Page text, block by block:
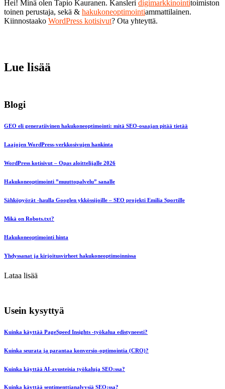
Hei! Minä olen Tapio Kauranen. Kansleri digimarkkinointitoimiston
toinen perustaja, sekä & hakukoneoptimointiammattilainen.
Kiinnostaako WordPress kotisivut? Ota yhteyttä.
Lue lisää
Blogi
GEO eli generatiivinen hakukoneoptimointi: mitä SEO-osaajan pitää tietää
Laajojen WordPress-verkkosivujen hankinta
WordPress kotisivut – Opas aloittelijalle 2026
Hakukoneoptimointi ”muuttopalvelu” sanalle
Sähköpyörät -haulla Googlen ykkössijoille – SEO projekti Emilia Sportille
Mikä on Robots.txt?
Hakukoneoptimointi hinta
Yhdyssanat ja kirjoitusvirheet hakukoneoptimoinnissa
Lataa lisää
Usein kysyttyä
Kuinka käyttää PageSpeed Insights -työkalua edistyneesti?
Kuinka seurata ja parantaa konversio-optimointia (CRO)?
Kuinka käyttää AI-avusteisia työkaluja SEO:ssa?
Kuinka käyttää sentimenttianalyysiä SEO:ssa?